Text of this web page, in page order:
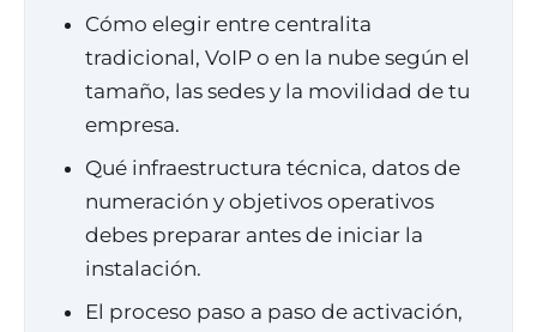
Cómo elegir entre centralita
tradicional, VoIP o en la nube según el
tamaño, las sedes y la movilidad de tu
empresa.
Qué infraestructura técnica, datos de
numeración y objetivos operativos
debes preparar antes de iniciar la
instalación.
El proceso paso a paso de activación,